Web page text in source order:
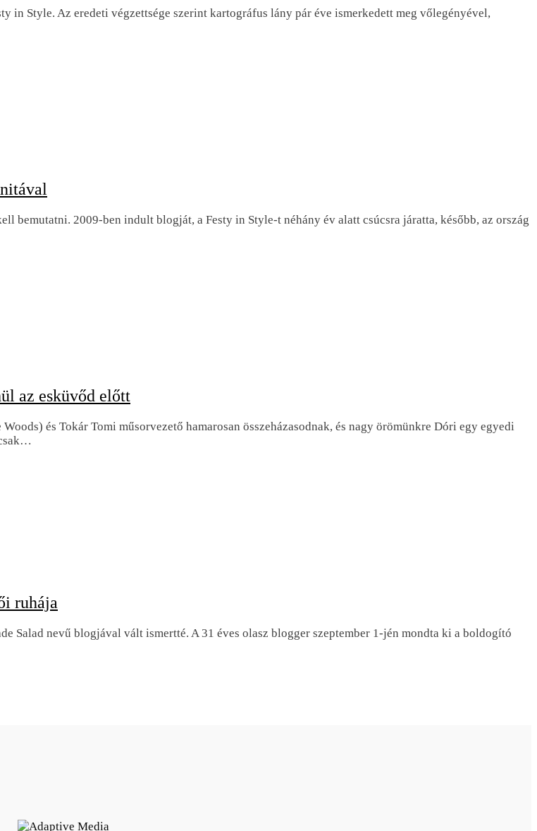
in Style. Az eredeti végzettsége szerint kartográfus lány pár éve ismerkedett meg vőlegényével,
bemutatni. 2009-ben indult blogját, a Festy in Style-t néhány év alatt csúcsra járatta, később, az ország
az esküvőd előtt
és Tokár Tomi műsorvezető hamarosan összeházasodnak, és nagy örömünkre Dóri egy egyedi
ruhája
Salad nevű blogjával vált ismertté. A 31 éves olasz blogger szeptember 1-jén mondta ki a boldogító